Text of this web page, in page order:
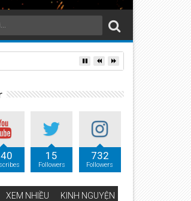
15
Followers
732
Followers
XEM NHIỀU KINH NGUYỆN